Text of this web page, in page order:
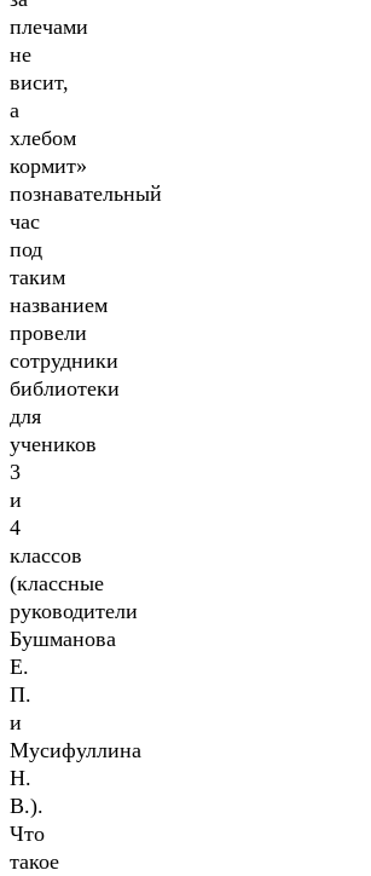
плечами
не
висит,
а
хлебом
кормит»
познавательный
час
под
таким
названием
провели
сотрудники
библиотеки
для
учеников
3
и
4
классов
(классные
руководители
Бушманова
Е.
П.
и
Мусифуллина
Н.
В.).
Что
такое